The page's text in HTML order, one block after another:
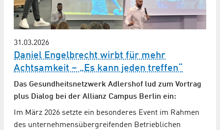
31.03.2026
Daniel Engelbrecht wirbt für mehr
Achtsamkeit – „Es kann jeden treffen“
Das Gesundheitsnetzwerk Adlershof lud zum Vortrag
plus Dialog bei der Allianz Campus Berlin ein:
Im März 2026 setzte ein besonderes Event im Rahmen
des unternehmens­übergreifenden Betrieblichen